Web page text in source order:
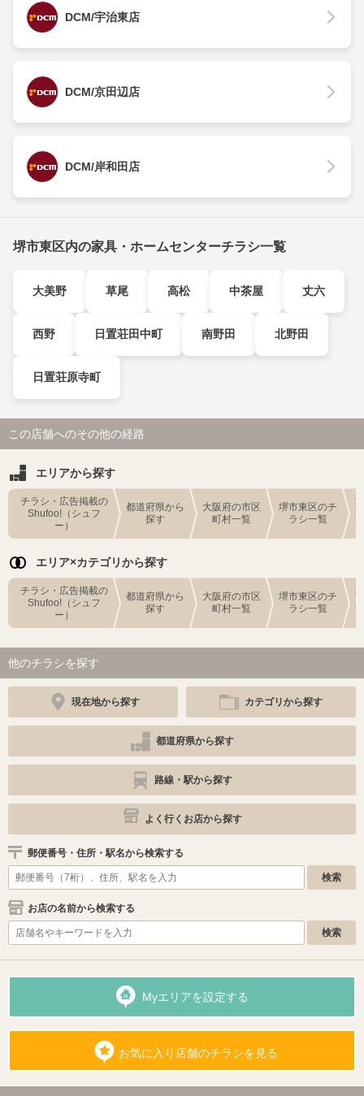
DCM/宇治東店
DCM/京田辺店
DCM/岸和田店
堺市東区内の家具・ホームセンターチラシ一覧
大美野 草尾 高松 中茶屋 丈六
西野 日置荘田中町 南野田 北野田
日置荘原寺町
この店舗へのその他の経路
エリアから探す
チラシ・広告掲載の
Shufoo!（シュフ
ー）
都道府県から
探す
大阪府の市区
町村一覧
堺市東区のチ
ラシ一覧
エリア×カテゴリから探す
チラシ・広告掲載の
Shufoo!（シュフ
ー）
都道府県から
探す
大阪府の市区
町村一覧
堺市東区のチ
ラシ一覧
他のチラシを探す
現在地から探す カテゴリから探す
都道府県から探す
路線・駅から探す
よく行くお店から探す
郵便番号・住所・駅名から検索する
お店の名前から検索する
Myエリアを設定する
お気に入り店舗のチラシを見る